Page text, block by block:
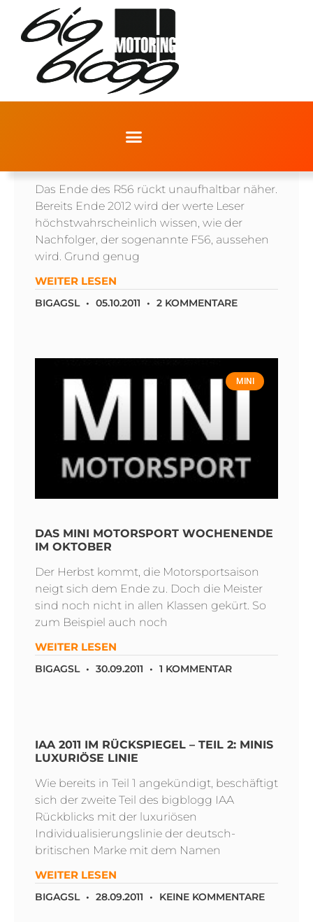
Das Ende des R56 rückt unaufhaltbar näher.
Bereits Ende 2012 wird der werte Leser
höchstwahrscheinlich wissen, wie der
Nachfolger, der sogenannte F56, aussehen
wird. Grund genug
WEITER LESEN
BIGAGSL 05.10.2011 2 KOMMENTARE
MINI
DAS MINI MOTORSPORT WOCHENENDE
IM OKTOBER
Der Herbst kommt, die Motorsportsaison
neigt sich dem Ende zu. Doch die Meister
sind noch nicht in allen Klassen gekürt. So
zum Beispiel auch noch
WEITER LESEN
BIGAGSL 30.09.2011 1 KOMMENTAR
IAA 2011 IM RÜCKSPIEGEL – TEIL 2: MINIS
LUXURIÖSE LINIE
Wie bereits in Teil 1 angekündigt, beschäftigt
sich der zweite Teil des bigblogg IAA
Rückblicks mit der luxuriösen
Individualisierungslinie der deutsch-
britischen Marke mit dem Namen
WEITER LESEN
BIGAGSL 28.09.2011 KEINE KOMMENTARE